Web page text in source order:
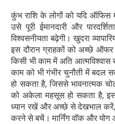
कुंभ राशि के लोगों को यदि ऑफिस में
उसे पूरी ईमानदारी और
विश्वसनीयता बढ़ेगी। खुदरा
इस दौरान ग्राहकों को अच्छे
किसी भी काम में अति आत्मविश्वास
काम को भी गंभीर चुनौती में बदल
हो सकता है, जिससे भावनात्मक
को अकेला महसूस हो सकता है,
ध्यान रखें और अच्छे से देखभाल
करने से बचें। मार्निंग वॉक और योग